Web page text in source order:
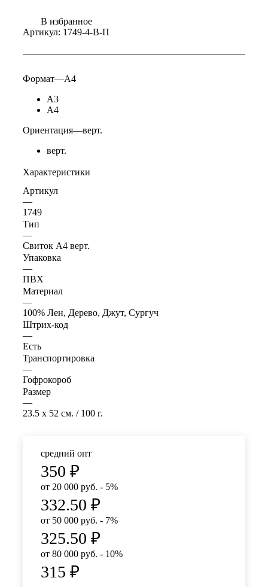
В избранное
Артикул: 1749-4-В-П
Формат—А4
А3
А4
Ориентация—верт.
верт.
Характеристики
Артикул
—
1749
Тип
—
Свиток А4 верт.
Упаковка
—
ПВХ
Материал
—
100% Лен, Дерево, Джут, Сургуч
Штрих-код
—
Есть
Транспортировка
—
Гофрокороб
Размер
—
23.5 x 52 см. / 100 г.
средний опт
350 ₽
от 20 000 руб. - 5%
332.50 ₽
от 50 000 руб. - 7%
325.50 ₽
от 80 000 руб. - 10%
315 ₽